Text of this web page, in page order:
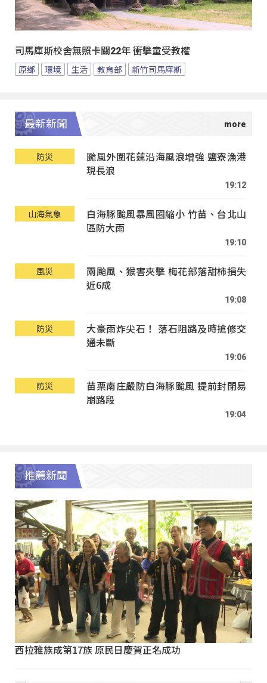
司馬庫斯校舍無照卡關22年 衝擊童受教權
原鄉 環境 生活 教育部 新竹司馬庫斯
最新新聞
防災
颱風外圍花蓮沿海風浪增強 鹽寮漁港
現長浪
19:12
山海氣象
白海豚颱風暴風圈縮小 竹苗、台北山
區防大雨
19:10
風災
兩颱風、猴害夾擊 梅花部落甜柿損失
近6成
19:08
防災
大豪雨炸尖石！ 落石阻路及時搶修交
通未斷
19:06
防災
苗栗南庄嚴防白海豚颱風 提前封閉易
崩路段
19:04
推薦新聞
西拉雅族成第17族 原民日慶賀正名成功